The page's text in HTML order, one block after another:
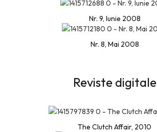
Nr. 9, Iunie 2008
Nr. 8, Mai 2008
Reviste digitale
The Clutch Affair, 2010